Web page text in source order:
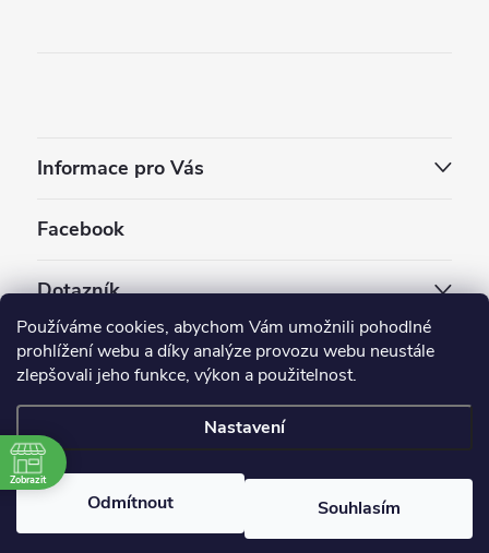
Používáme cookies, abychom Vám umožnili pohodlné
prohlížení webu a díky analýze provozu webu neustále
zlepšovali jeho funkce, výkon a použitelnost.
Nastavení
Odmítnout Souhlasím
Informace pro Vás
Facebook
Dotazník
Jaký styl vapování vám vyhovuje ?
Copyright 2026
Upravit nastavení cookies
Zobrazit